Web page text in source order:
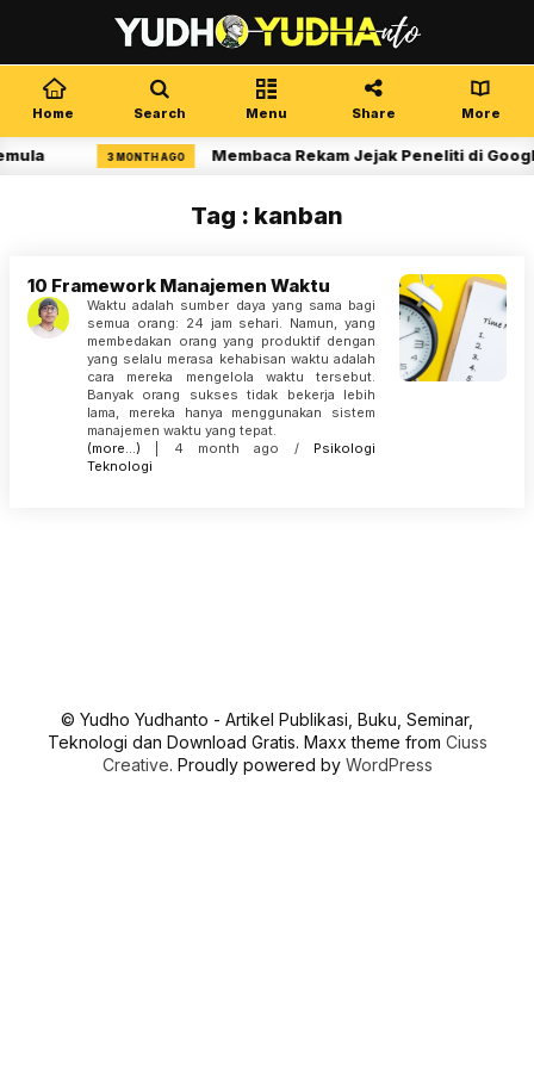
Home Search Menu Share More
3 MONTH AGO Membaca Rekam Jejak Peneliti di
Tag : kanban
10 Framework Manajemen Waktu
Waktu adalah sumber daya yang sama bagi
semua orang: 24 jam sehari. Namun, yang
membedakan orang yang produktif dengan
yang selalu merasa kehabisan waktu adalah
cara mereka mengelola waktu tersebut.
Banyak orang sukses tidak bekerja lebih
lama, mereka hanya menggunakan sistem
manajemen waktu yang tepat.
(more…) | 4 month ago / Psikologi
Teknologi
© Yudho Yudhanto - Artikel Publikasi, Buku, Seminar,
Teknologi dan Download Gratis. Maxx theme from Ciuss
Creative. Proudly powered by WordPress